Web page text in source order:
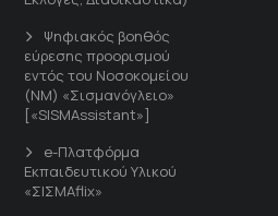
Ψηφιακός βοηθός
εύρεσης προορισμού
εντός του Νοσοκομείου
(ΝΜ) «Σισμανόγλειο»
[«SISMAssistant»]
e-Πλατφόρμα
Εκπαιδευτικού Υλικού
«ΣΙΣΜΑflix»